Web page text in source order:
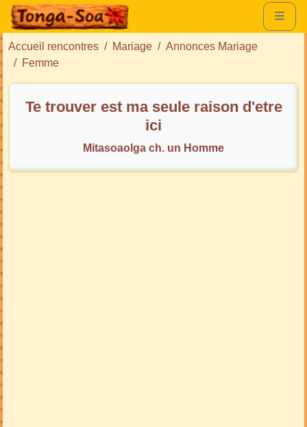
Accueil rencontres Mariage
Annonces Mariage
Femme
Te trouver est ma seule raison d'etre
ici
Mitasoaolga ch. un Homme